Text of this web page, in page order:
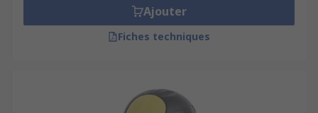
Ajouter
Fiches techniques